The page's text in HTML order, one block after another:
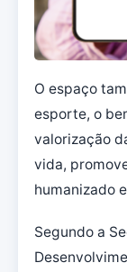
O espaço
esporte, o
valorização
vida,
humanizado
Segundo a